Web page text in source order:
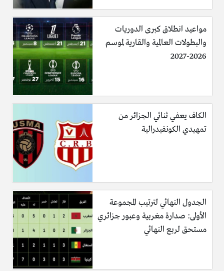
مواعيد انطلاق كبرى الدوريات
والبطولات العالمية والقارية لموسم
2026-2027
الكاف يعفي ثنائي الجزائر من
تمهيدي الكونفيدرالية
الجدول النهائي لترتيب المجموعة
الأولى: صدارة مغربية وعبور جزائري
مستحق لربع النهائي